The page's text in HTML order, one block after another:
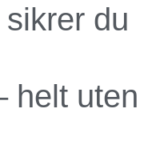
du
helt uten